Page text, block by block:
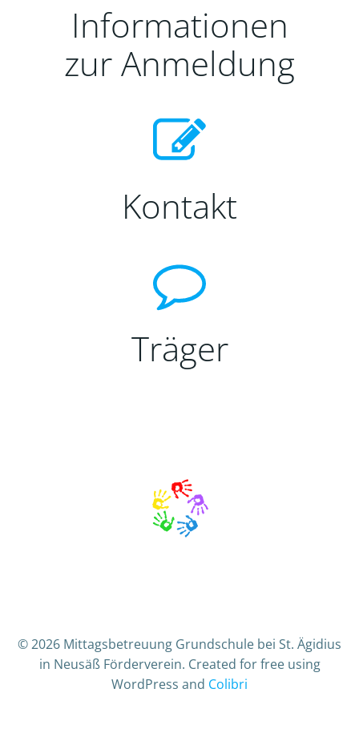
Informationen
zur Anmeldung
Kontakt
Träger
© 2026 Mittagsbetreuung Grundschule bei St. Ägidius
in Neusäß Förderverein. Created for free using
WordPress and Colibri